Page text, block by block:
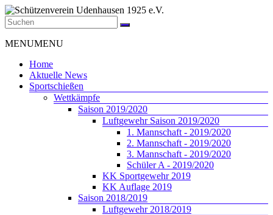
Zum
Inhalt
springen
Schützenverein
Udenhausen
e.V.
Schützenverein
Menü
MENUMENU
Home
Aktuelle News
Sportschießen
Wettkämpfe
Saison 2019/2020
Luftgewehr Saison 2019/2020
1. Mannschaft - 2019/2020
2. Mannschaft - 2019/2020
3. Mannschaft - 2019/2020
Schüler A - 2019/2020
KK Sportgewehr 2019
KK Auflage 2019
Saison 2018/2019
Luftgewehr 2018/2019